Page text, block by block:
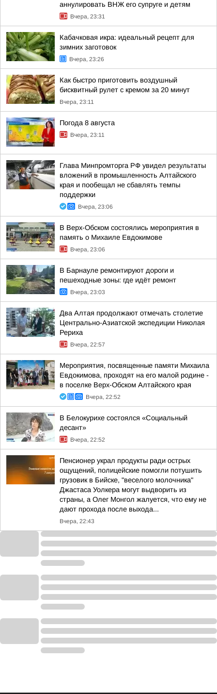
аннулировать ВНЖ его супруге и детям
Вчера, 23:31
Кабачковая икра: идеальный рецепт для
зимних заготовок
Вчера, 23:26
Как быстро приготовить воздушный
бисквитный рулет с кремом за 20 минут
Вчера, 23:11
Погода 8 августа
Вчера, 23:11
Глава Минпромторга РФ увидел результаты
вложений в промышленность Алтайского
края и пообещал не сбавлять темпы
поддержки
Вчера, 23:06
В Верх-Обском состоялись мероприятия в
память о Михаиле Евдокимове
Вчера, 23:06
В Барнауле ремонтируют дороги и
пешеходные зоны: где идёт ремонт
Вчера, 23:03
Два Алтая продолжают отмечать столетие
Центрально-Азиатской экспедиции Николая
Рериха
Вчера, 22:57
Мероприятия, посвященные памяти Михаила
Евдокимова, проходят на его малой родине -
в поселке Верх-Обском Алтайского края
Вчера, 22:52
В Белокурихе состоялся «Социальный
десант»
Вчера, 22:52
Пенсионер украл продукты ради острых
ощущений, полицейские помогли потушить
грузовик в Бийске, "веселого молочника"
Джастаса Уолкера могут выдворить из
страны, а Олег Монгол жалуется, что ему не
дают прохода после выхода...
Вчера, 22:43